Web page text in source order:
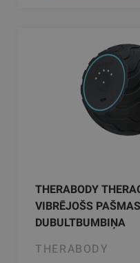
THERABODY
VIBRĒJOŠS
DUBULTBUMBIŅA
THERABODY